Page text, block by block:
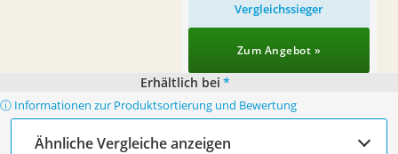
Vergleichssieger
Zum Angebot »
Erhältlich bei *
ⓘ Informationen zur Produktsortierung und Bewertung
Ähnliche Vergleiche anzeigen